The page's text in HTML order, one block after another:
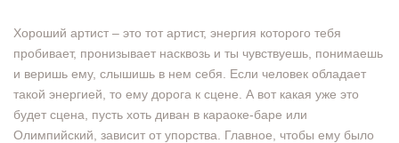
Хороший артист – это тот артист, энергия которого тебя
пробивает, пронизывает насквозь и ты чувствуешь, понимаешь
и веришь ему, слышишь в нем себя. Если человек обладает
такой энергией, то ему дорога к сцене. А вот какая уже это
будет сцена, пусть хоть диван в караоке-баре или
Олимпийский, зависит от упорства. Главное, чтобы ему было